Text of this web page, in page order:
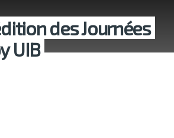
des Journées
UIB